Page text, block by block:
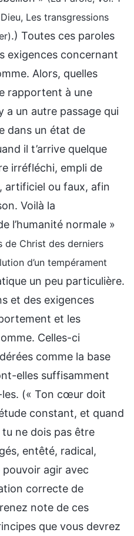
Les transgressions
.) Toutes ces paroles
exigences concernant
Alors, quelles
rapportent à une
a un autre passage qui
dans un état de
il t’arrive quelque
irréfléchi, empli de
artificiel ou faux, afin
Voilà la
l’humanité normale »
de Christ des derniers
d’un tempérament
un peu particulière.
et des exigences
et les
Celles-ci
comme la base
elles suffisamment
les. (« Ton cœur doit
constant, et quand
tu ne dois pas être
entêté, radical,
agir avec
correcte de
note de ces
que vous devrez